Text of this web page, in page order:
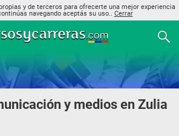
y de terceros para ofrecerte una mejor experiencia
navegando aceptás su uso.. Cerrar
y medios en Zulia